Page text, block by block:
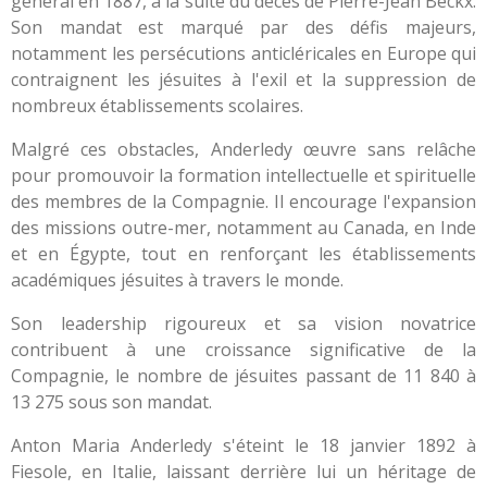
Son mandat est marqué par des défis majeurs,
notamment les persécutions anticléricales en Europe qui
contraignent les jésuites à l'exil et la suppression de
nombreux établissements scolaires.
Malgré ces obstacles, Anderledy œuvre sans relâche
pour promouvoir la formation intellectuelle et spirituelle
des membres de la Compagnie. Il encourage l'expansion
des missions outre-mer, notamment au Canada, en Inde
et en Égypte, tout en renforçant les établissements
académiques jésuites à travers le monde.
Son leadership rigoureux et sa vision novatrice
contribuent à une croissance significative de la
Compagnie, le nombre de jésuites passant de 11 840 à
13 275 sous son mandat.
Anton Maria Anderledy s'éteint le 18 janvier 1892 à
Fiesole, en Italie, laissant derrière lui un héritage de